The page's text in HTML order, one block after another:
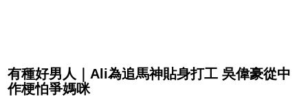
有種好男人｜Ali為追馬神貼身打工 吳偉豪從中
作梗怕爭媽咪